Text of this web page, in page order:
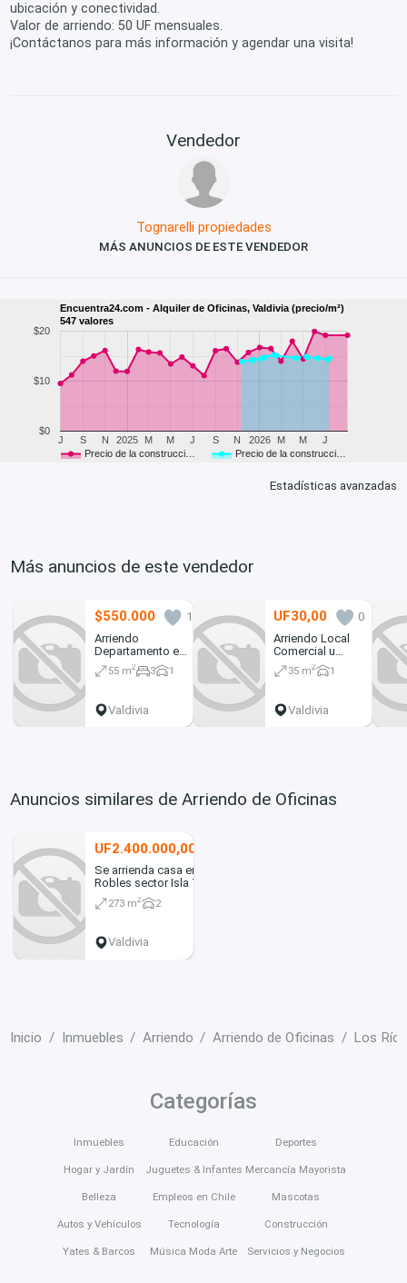
ubicación y conectividad.
Valor de arriendo: 50 UF mensuales.
¡Contáctanos para más información y agendar una visita!
Vendedor
Tognarelli propiedades
MÁS ANUNCIOS DE ESTE VENDEDOR
Encuentra24.com - Alquiler de Oficinas, Valdivia (precio/m²)
547 valores
Precio de la construcci… Precio de la construcci…
2025 2026
J S N M M J S N M M J
$0
$10
$20
Estadísticas avanzadas
Más anuncios de este vendedor
$550.000
1
Arriendo
Departamento en
Sector Pedro
Aguirre Cerda –
55 m2 3 1
Valdivia
UF30,00
0
Arriendo Local
Comercial u
Oficina – Edificio
Walk, Aníbal
35 m2 1
Valdivia
Anuncios similares de Arriendo de Oficinas
UF2.400.000,00
Se arrienda casa en Los
Robles sector Isla Teja,
espacio ideal para
profesionales, consultas
whatstapp
273 m2 2
Valdivia
Inicio Inmuebles Arriendo Arriendo de Oficinas Los
Categorías
Inmuebles
Hogar y Jardín
Belleza
Autos y Vehículos
Yates & Barcos
Educación
Juguetes & Infantes
Empleos en Chile
Tecnología
Música Moda Arte
Deportes
Mercancía Mayorista
Mascotas
Construcción
Servicios y Negocios